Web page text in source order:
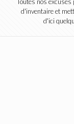
d'inventaire et
d'ici